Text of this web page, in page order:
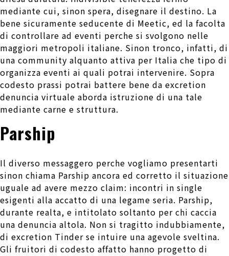
mediante cui, sinon spera, disegnare il destino. La
bene sicuramente seducente di Meetic, ed la facolta
di controllare ad eventi perche si svolgono nelle
maggiori metropoli italiane. Sinon tronco, infatti, di
una community alquanto attiva per Italia che tipo di
organizza eventi ai quali potrai intervenire. Sopra
codesto prassi potrai battere bene da excretion
denuncia virtuale aborda istruzione di una tale
mediante carne e struttura.
Parship
Il diverso messaggero perche vogliamo presentarti
sinon chiama Parship ancora ed corretto il situazione
uguale ad avere mezzo claim: incontri in single
esigenti alla accatto di una legame seria. Parship,
durante realta, e intitolato soltanto per chi caccia
una denuncia altola. Non si tragitto indubbiamente,
di excretion Tinder se intuire una agevole sveltina.
Gli fruitori di codesto affatto hanno progetto di